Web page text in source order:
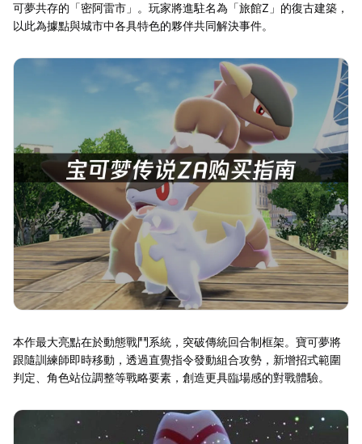
可夢共存的「密阿雷市」。玩家將進駐名為「旅館Z」的復古建築，
以此為據點與城市中各具特色的夥伴共同解決事件。
本作最大亮點在於動態戰鬥系統，突破傳統回合制框架。寶可夢將
跟隨訓練師即時移動，透過直覺指令發動組合攻勢，新增招式範圍
判定、角色站位調整等戰略要素，創造更具臨場感的對戰體驗。